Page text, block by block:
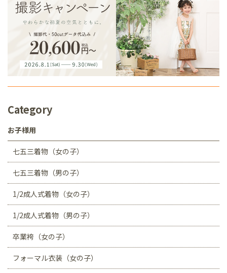
Category
お子様用
七五三着物（女の子）
七五三着物（男の子）
1/2成人式着物（女の子）
1/2成人式着物（男の子）
卒業袴（女の子）
フォーマル衣装（女の子）